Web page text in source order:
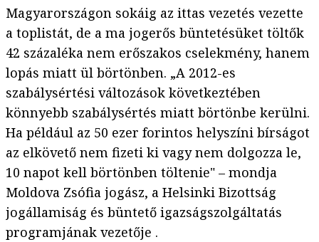
Magyarországon sokáig az ittas vezetés vezette
a toplistát, de a ma jogerős büntetésüket töltők
42 százaléka nem erőszakos cselekmény, hanem
lopás miatt ül börtönben. „A 2012-es
szabálysértési változások következtében
könnyebb szabálysértés miatt börtönbe kerülni.
Ha például az 50 ezer forintos helyszíni bírságot
az elkövető nem fizeti ki vagy nem dolgozza le,
10 napot kell börtönben töltenie" – mondja
Moldova Zsófia jogász, a Helsinki Bizottság
jogállamiság és büntető igazságszolgáltatás
programjának vezetője .